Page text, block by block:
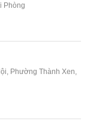
Phòng
Phường Thành Xen,